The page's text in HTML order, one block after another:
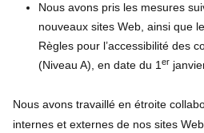
Nous avons pris les mesures
nouveaux sites Web, ainsi que
Règles pour l’accessibilité des
(Niveau A), en date du 1 er
Nous avons travaillé en étroite
internes et externes de nos sites